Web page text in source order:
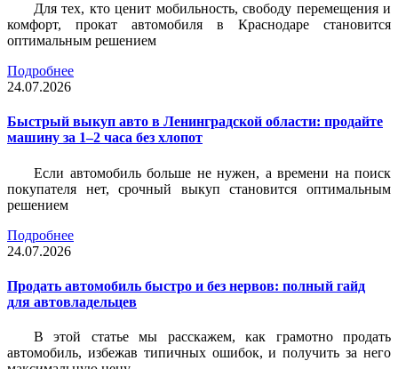
Для тех, кто ценит мобильность, свободу перемещения и
комфорт, прокат автомобиля в Краснодаре становится
оптимальным решением
Подробнее
24.07.2026
Быстрый выкуп авто в Ленинградской области: продайте
машину за 1–2 часа без хлопот
Если автомобиль больше не нужен, а времени на поиск
покупателя нет, срочный выкуп становится оптимальным
решением
Подробнее
24.07.2026
Продать автомобиль быстро и без нервов: полный гайд
для автовладельцев
В этой статье мы расскажем, как грамотно продать
автомобиль, избежав типичных ошибок, и получить за него